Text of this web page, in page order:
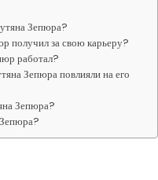
Зепюра?
получил за свою карьеру?
работал?
Зепюра повлияли на его
Зепюра?